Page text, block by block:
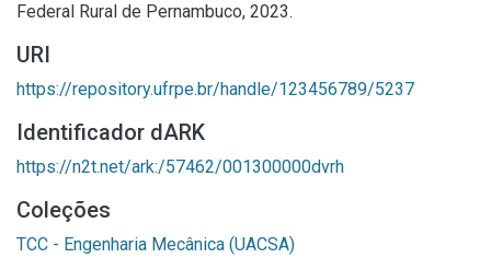
Federal Rural de Pernambuco, 2023.
URI
https://repository.ufrpe.br/handle/123456789/5237
Identificador dARK
https://n2t.net/ark:/57462/001300000dvrh
Coleções
TCC - Engenharia Mecânica (UACSA)